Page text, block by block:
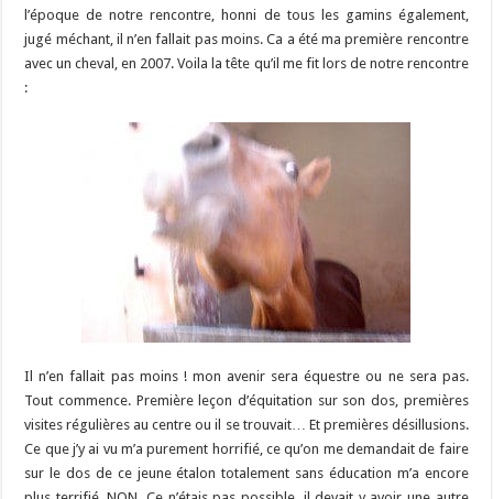
l’époque de notre rencontre, honni de tous les gamins également,
jugé méchant, il n’en fallait pas moins. Ca a été ma première rencontre
avec un cheval, en 2007. Voila la tête qu’il me fit lors de notre rencontre
:
Il n’en fallait pas moins ! mon avenir sera équestre ou ne sera pas.
Tout commence. Première leçon d’équitation sur son dos, premières
visites régulières au centre ou il se trouvait… Et premières désillusions.
Ce que j’y ai vu m’a purement horrifié, ce qu’on me demandait de faire
sur le dos de ce jeune étalon totalement sans éducation m’a encore